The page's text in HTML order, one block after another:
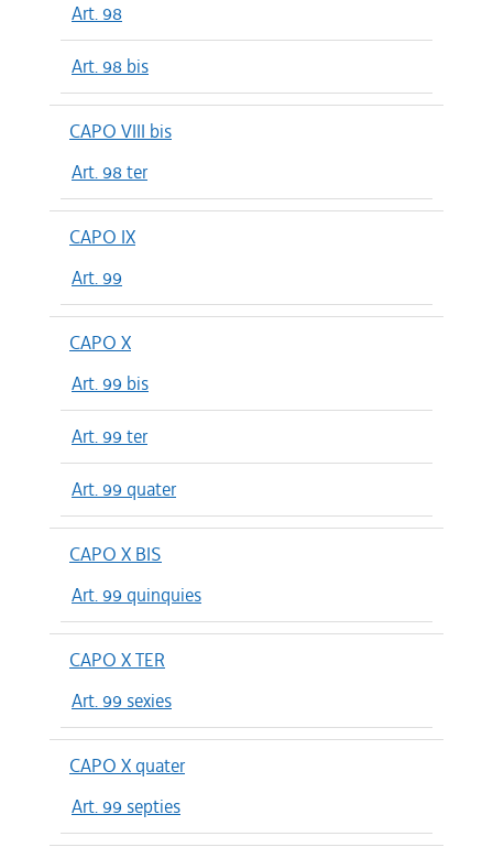
Art. 98
Art. 98 bis
CAPO VIII bis
Art. 98 ter
CAPO IX
Art. 99
CAPO X
Art. 99 bis
Art. 99 ter
Art. 99 quater
CAPO X BIS
Art. 99 quinquies
CAPO X TER
Art. 99 sexies
CAPO X quater
Art. 99 septies